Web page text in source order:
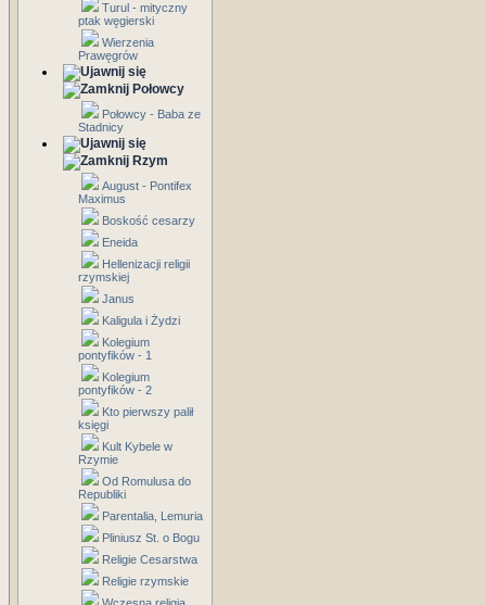
Turul - mityczny
ptak węgierski
Wierzenia
Prawęgrów
Połowcy
Połowcy - Baba ze
Stadnicy
Rzym
August - Pontifex
Maximus
Boskość cesarzy
Eneida
Hellenizacji religii
rzymskiej
Janus
Kaligula i Żydzi
Kolegium
pontyfików - 1
Kolegium
pontyfików - 2
Kto pierwszy palił
księgi
Kult Kybele w
Rzymie
Od Romulusa do
Republiki
Parentalia, Lemuria
Pliniusz St. o Bogu
Religie Cesarstwa
Religie rzymskie